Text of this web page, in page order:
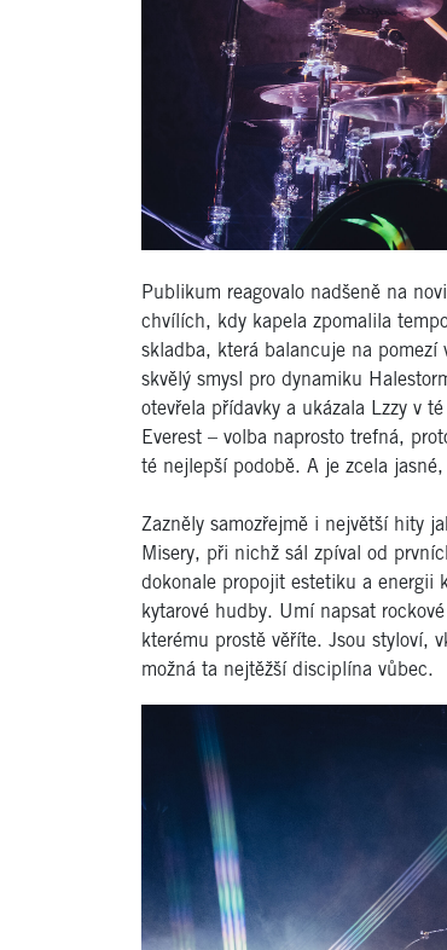
Publikum reagovalo nadšeně na
chvílích, kdy kapela zpomalila
skladba, která balancuje na pomezí
skvělý smysl pro dynamiku
otevřela přídavky a ukázala Lzzy v
Everest – volba naprosto trefná,
té nejlepší podobě. A je zcela
Zazněly samozřejmě i největší hity
Misery, při nichž sál zpíval od
dokonale propojit estetiku a energii
kytarové hudby. Umí napsat
kterému prostě věříte. Jsou styloví,
možná ta nejtěžší disciplína vůbec.